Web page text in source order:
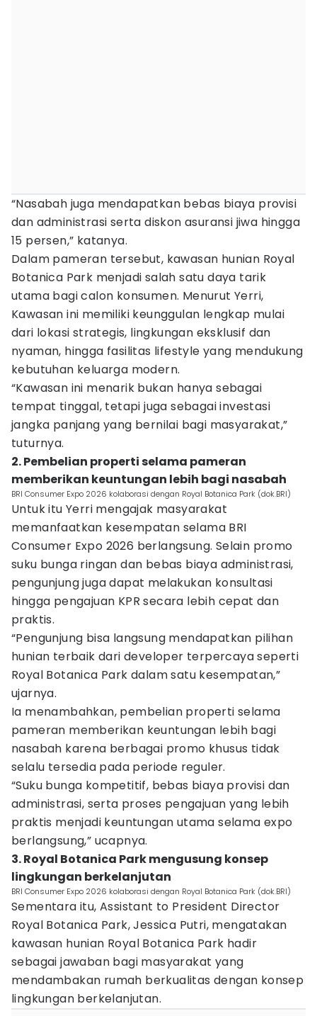
“Nasabah juga mendapatkan bebas biaya provisi
dan administrasi serta diskon asuransi jiwa hingga
15 persen,” katanya.
Dalam pameran tersebut, kawasan hunian Royal
Botanica Park menjadi salah satu daya tarik
utama bagi calon konsumen. Menurut Yerri,
Kawasan ini memiliki keunggulan lengkap mulai
dari lokasi strategis, lingkungan eksklusif dan
nyaman, hingga fasilitas lifestyle yang mendukung
kebutuhan keluarga modern.
“Kawasan ini menarik bukan hanya sebagai
tempat tinggal, tetapi juga sebagai investasi
jangka panjang yang bernilai bagi masyarakat,”
tuturnya.
2. Pembelian properti selama pameran
memberikan keuntungan lebih bagi nasabah
BRI Consumer Expo 2026 kolaborasi dengan Royal Botanica Park (dok.BRI)
Untuk itu Yerri mengajak masyarakat
memanfaatkan kesempatan selama BRI
Consumer Expo 2026 berlangsung. Selain promo
suku bunga ringan dan bebas biaya administrasi,
pengunjung juga dapat melakukan konsultasi
hingga pengajuan KPR secara lebih cepat dan
praktis.
“Pengunjung bisa langsung mendapatkan pilihan
hunian terbaik dari developer terpercaya seperti
Royal Botanica Park dalam satu kesempatan,”
ujarnya.
Ia menambahkan, pembelian properti selama
pameran memberikan keuntungan lebih bagi
nasabah karena berbagai promo khusus tidak
selalu tersedia pada periode reguler.
“Suku bunga kompetitif, bebas biaya provisi dan
administrasi, serta proses pengajuan yang lebih
praktis menjadi keuntungan utama selama expo
berlangsung,” ucapnya.
3. Royal Botanica Park mengusung konsep
lingkungan berkelanjutan
BRI Consumer Expo 2026 kolaborasi dengan Royal Botanica Park (dok.BRI)
Sementara itu, Assistant to President Director
Royal Botanica Park, Jessica Putri, mengatakan
kawasan hunian Royal Botanica Park hadir
sebagai jawaban bagi masyarakat yang
mendambakan rumah berkualitas dengan konsep
lingkungan berkelanjutan.